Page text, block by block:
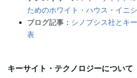
ためのホワイト・ハウス・イニ
ブログ記事： シノプシス社とキ
表
キーサイト・テクノロジーについて